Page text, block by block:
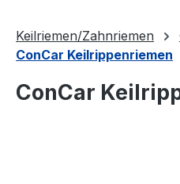
Keilriemen/Zahnriemen
ConCar Keilrippenriemen
ConCar